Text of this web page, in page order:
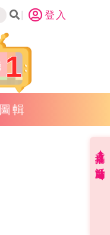
登入
1
圖輯
直播✦活動